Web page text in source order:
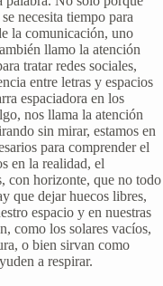
necesita tiempo para
la comunicación, uno
llamo la atención
tratar redes sociales,
entre letras y espacios
espaciadora en los
nos llama la atención
sin mirar, estamos en
para comprender el
en la realidad, el
con horizonte, que no todo
que dejar huecos libres,
espacio y en nuestras
como los solares vacíos,
o bien sirvan como
a respirar.